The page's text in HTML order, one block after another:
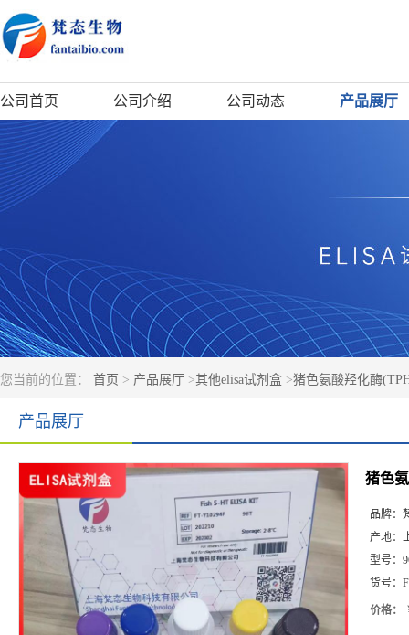
公司首页 公司介绍 公司动态 产品展厅
您当前的位置： 首页 > 产品展厅 >其他elisa试剂盒 >猪色氨酸羟化酶
产品展厅
猪色
品牌：
产地：
型号：
货号：
价格：